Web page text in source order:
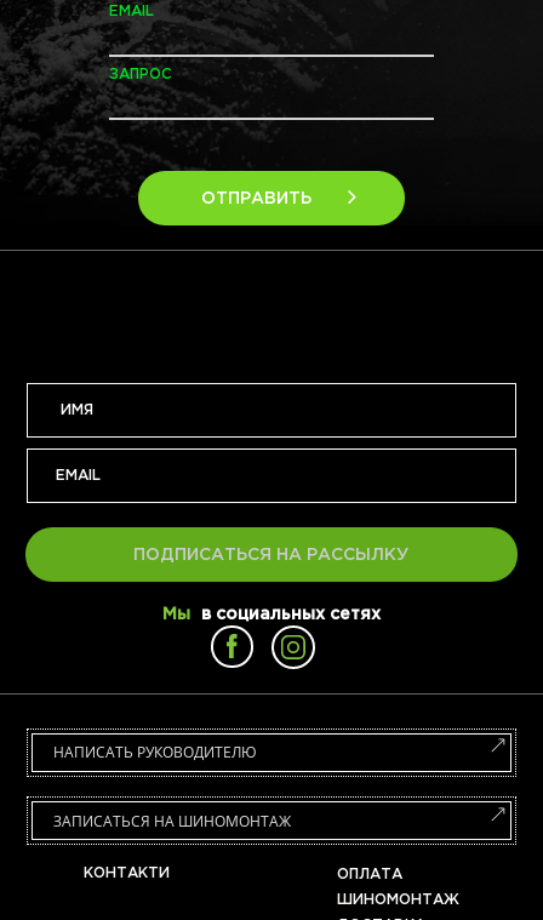
EMAIL
ЗАПРОС
ОТПРАВИТЬ
ПОДПИСАТЬСЯ НА РАССЫЛКУ
Мы в социальных сетях
НАПИСАТЬ РУКОВОДИТЕЛЮ
ЗАПИСАТЬСЯ НА ШИНОМОНТАЖ
КОНТАКТИ
ОПЛАТА
ШИНОМОНТАЖ